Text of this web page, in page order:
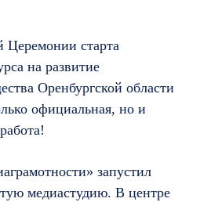
Церемонии старта
на развитие
Оренбургской области
официальная, но и
запустил
медиастудию. В центре